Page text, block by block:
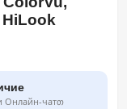
HiLook
Онлайн-чатთ